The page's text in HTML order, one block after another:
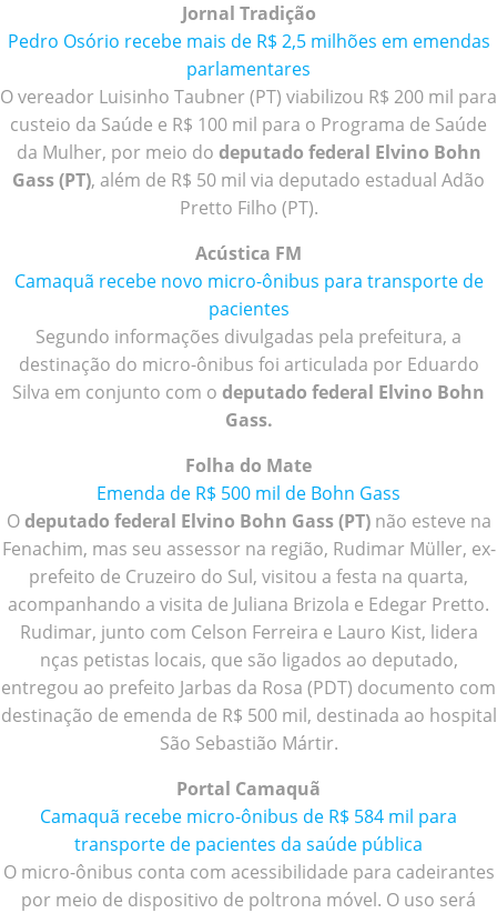
Jornal Tradição
Pedro Osório recebe mais de R$ 2,5 milhões em emendas
parlamentares
O vereador Luisinho Taubner (PT) viabilizou R$ 200 mil para
custeio da Saúde e R$ 100 mil para o Programa de Saúde
da Mulher, por meio do deputado federal Elvino Bohn
Gass (PT), além de R$ 50 mil via deputado estadual Adão
Pretto Filho (PT).
Acústica FM
Camaquã recebe novo micro-ônibus para transporte de
pacientes
Segundo informações divulgadas pela prefeitura, a
destinação do micro-ônibus foi articulada por Eduardo
Silva em conjunto com o deputado federal Elvino Bohn
Gass.
Folha do Mate
Emenda de R$ 500 mil de Bohn Gass
Odeputado federal Elvino Bohn Gass (PT) não esteve na
Fenachim, mas seu assessor na região, Rudimar Müller, ex-
prefeito de Cruzeiro do Sul, visitou a festa na quarta,
acompanhando a visita de Juliana Brizola e Edegar Pretto.
Rudimar, junto com Celson Ferreira e Lauro Kist, lidera
nças petistas locais, que são ligados ao deputado,
entregou ao prefeito Jarbas da Rosa (PDT) documento com
destinação de emenda de R$ 500 mil, destinada ao hospital
São Sebastião Mártir.
Portal Camaquã
Camaquã recebe micro-ônibus de R$ 584 mil para
transporte de pacientes da saúde pública
O micro-ônibus conta com acessibilidade para cadeirantes
por meio de dispositivo de poltrona móvel. O uso será